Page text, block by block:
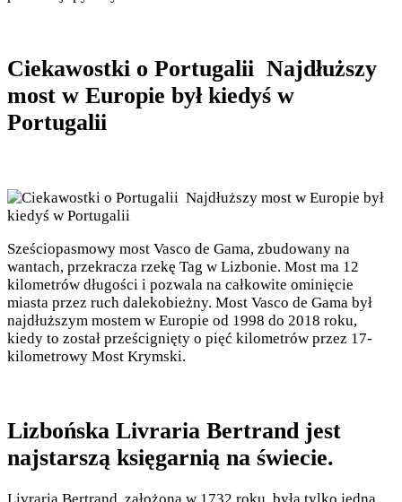
Ciekawostki o Portugalii Najdłuższy
most w Europie był kiedyś w
Portugalii
Sześciopasmowy most Vasco de Gama, zbudowany na
wantach, przekracza rzekę Tag w Lizbonie. Most ma 12
kilometrów długości i pozwala na całkowite ominięcie
miasta przez ruch dalekobieżny. Most Vasco de Gama był
najdłuższym mostem w Europie od 1998 do 2018 roku,
kiedy to został prześcignięty o pięć kilometrów przez 17-
kilometrowy Most Krymski.
Lizbońska Livraria Bertrand jest
najstarszą księgarnią na świecie.